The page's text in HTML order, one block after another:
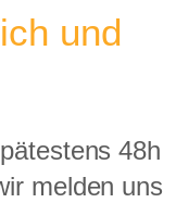
und
48h
melden uns